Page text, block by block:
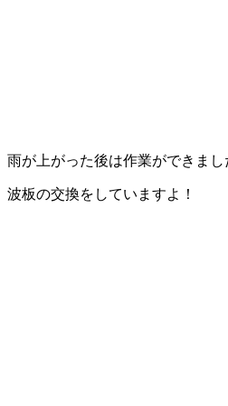
雨が上がった後は作業ができまし
波板の交換をしていますよ！